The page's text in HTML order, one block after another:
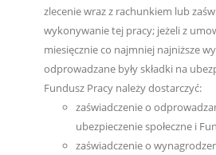
zlecenie wraz z rachunkiem lub
wykonywanie tej pracy; jeżeli z
miesięcznie co najmniej najniższe
odprowadzane były składki na
Fundusz Pracy należy dostarczyć:
zaświadczenie o
ubezpieczenie społeczne i
zaświadczenie o